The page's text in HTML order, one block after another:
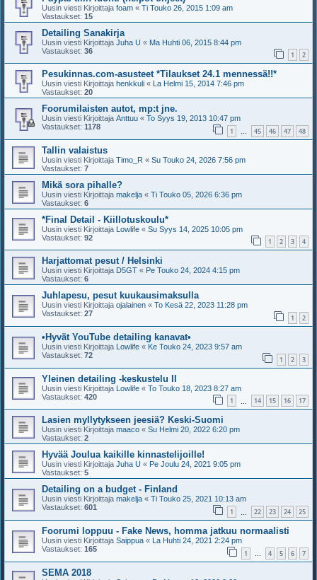
Uusin viesti Kirjoittaja foam « Ti Touko 26, 2015 1:09 am
Vastaukset: 15
Detailing Sanakirja
Uusin viesti Kirjoittaja Juha U « Ma Huhti 06, 2015 8:44 pm
Vastaukset: 36 1 2
Pesukinnas.com-asusteet *Tilaukset 24.1 mennessä!!*
Uusin viesti Kirjoittaja henkkuli «
La Helmi 15, 2014 7:46 pm
Vastaukset: 20
Foorumilaisten autot, mp:t jne.
Uusin viesti Kirjoittaja Anttuu « To Syys 19, 2013 10:47 pm
Vastaukset: 1178 1 … 45 46 47 48
Tallin valaistus
Uusin viesti Kirjoittaja Timo_R « Su Touko 24, 2026 7:56 pm
Vastaukset: 7
Mikä sora pihalle?
Uusin viesti Kirjoittaja makelja « Ti Touko 05, 2026 6:36 pm
Vastaukset: 6
*Final Detail - Kiillotuskoulu*
Uusin viesti Kirjoittaja Lowlife « Su Syys 14, 2025 10:05 pm
Vastaukset: 92 1 2 3 4
Harjattomat pesut / Helsinki
Uusin viesti Kirjoittaja D5GT « Pe Touko 24, 2024 4:15 pm
Vastaukset: 6
Juhlapesu, pesut kuukausimaksulla
Uusin viesti Kirjoittaja ojalainen « To Kesä 22, 2023 11:28 pm
Vastaukset: 27 1 2
•Hyvät YouTube detailing kanavat•
Uusin viesti Kirjoittaja Lowlife « Ke Touko 24, 2023 9:57 am
Vastaukset: 72 1 2 3
Yleinen detailing -keskustelu II
Uusin viesti Kirjoittaja Lowlife « To Touko 18, 2023 8:27 am
Vastaukset: 420 1 14 15 16 17
Lasien myllytykseen jeesiä? Keski-Suomi
Uusin viesti Kirjoittaja maaco « Su Helmi 20, 2022 6:20 pm
Vastaukset: 2
Hyvää Joulua kaikille kinnastelijoille!
Uusin viesti Kirjoittaja Juha U « Pe Joulu 24, 2021 9:05 pm
Vastaukset: 5
Detailing on a budget - Finland
Uusin viesti Kirjoittaja makelja « Ti Touko 25, 2021 10:13 am
Vastaukset: 601 1 22 23 24 25
Foorumi loppuu - Fake News, homma jatkuu normaalisti
Uusin viesti Kirjoittaja Saippua « La Huhti 24, 2021 2:24 pm
Vastaukset: 165 1 … 4 5 6 7
SEMA 2018